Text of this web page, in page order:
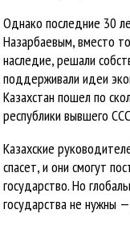
Однако последние 30
Назарбаевым, вместо
наследие, решали
поддерживали идеи
Казахстан пошел по
республики вывшего
Казахские
спасет, и они смогут
государство. Но
государства не нужны